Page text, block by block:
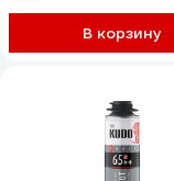
В корзину